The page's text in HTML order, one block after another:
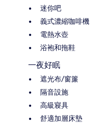
迷你吧
義式濃縮咖啡機
電熱水壺
浴袍和拖鞋
一夜好眠
遮光布/窗簾
隔音設施
高級寢具
舒適加層床墊